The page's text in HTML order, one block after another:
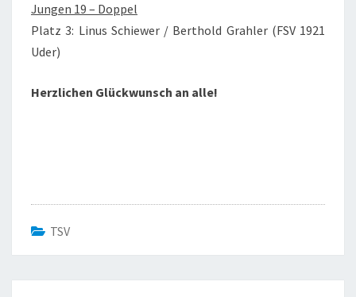
Jungen 19 – Doppel
Platz 3: Linus Schiewer / Berthold Grahler (FSV 1921
Uder)
Herzlichen Glückwunsch an alle!
TSV